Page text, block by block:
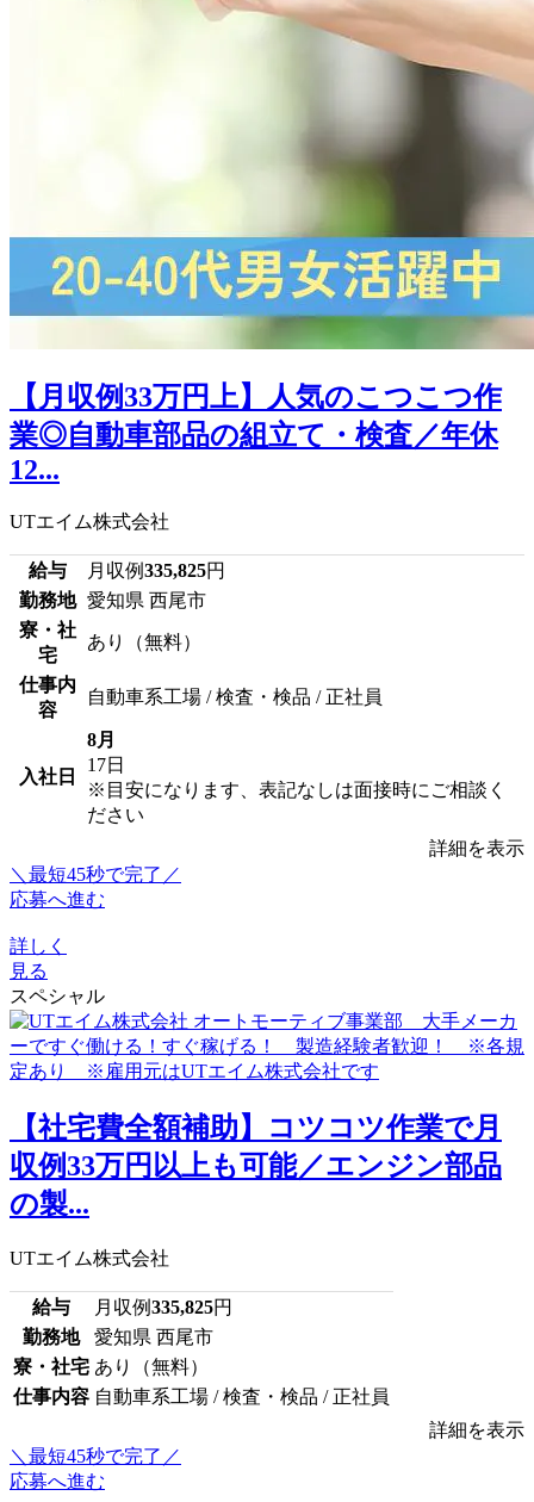
【月収例33万円上】人気のこつこつ作
業◎自動車部品の組立て・検査／年休
12...
UTエイム株式会社
給与 月収例335,825円
勤務地 愛知県 西尾市
寮・社
宅
あり（無料）
仕事内
容
自動車系工場 / 検査・検品 / 正社員
入社日
8月
17日
※目安になります、表記なしは面接時にご相談く
ださい
詳細を表示
＼最短45秒で完了／
応募へ進む
詳しく
見る
スペシャル
【社宅費全額補助】コツコツ作業で月
収例33万円以上も可能／エンジン部品
の製...
UTエイム株式会社
給与 月収例335,825円
勤務地
愛知県 西尾市
寮・社宅 あり（無料）
仕事内容 自動車系工場 / 検査・検品 / 正社員
詳細を表示
＼最短45秒で完了／
応募へ進む